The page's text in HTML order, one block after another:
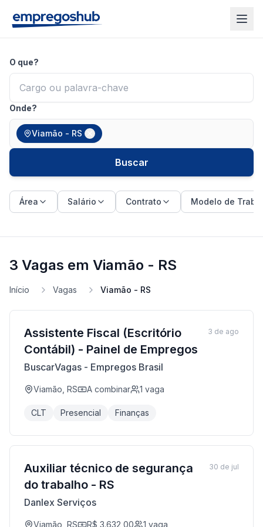
O que?
Onde?
Viamão - RS
Buscar
Área Salário Contrato Modelo de
3 Vagas em Viamão - RS
Início Vagas Viamão - RS
Assistente Fiscal (Escritório
Contábil) - Painel de Empregos
BuscarVagas - Empregos Brasil
Viamão, RS A combinar 1 vaga
CLT Presencial Finanças
3 de ago
Auxiliar técnico de segurança
do trabalho - RS
Danlex Serviços
Viamão, RS R$ 3.632,00 1 vaga
30 de jul